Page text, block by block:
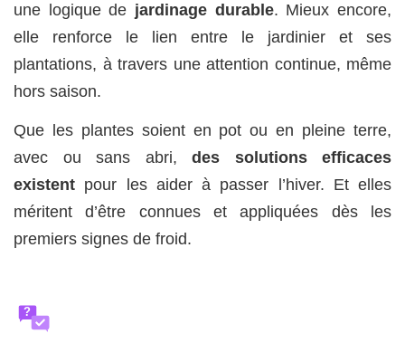
une logique de jardinage durable. Mieux encore,
elle renforce le lien entre le jardinier et ses
plantations, à travers une attention continue, même
hors saison.
Que les plantes soient en pot ou en pleine terre,
avec ou sans abri, des solutions efficaces
existent pour les aider à passer l’hiver. Et elles
méritent d’être connues et appliquées dès les
premiers signes de froid.
?